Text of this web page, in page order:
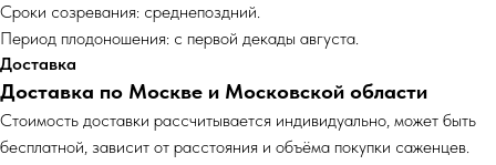
Сроки созревания: среднепоздний.
Период плодоношения: с первой декады августа.
Доставка
Доставка по Москве и Московской области
Cтоимость доставки рассчитывается индивидуально, может быть
бесплатной, зависит от расстояния и объёма покупки саженцев.